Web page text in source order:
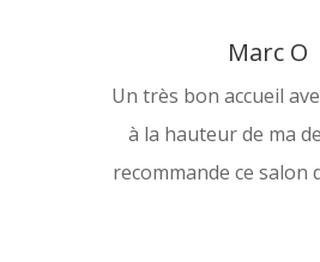
Marc O
Un très bon accueil
à la hauteur de ma
recommande ce salon